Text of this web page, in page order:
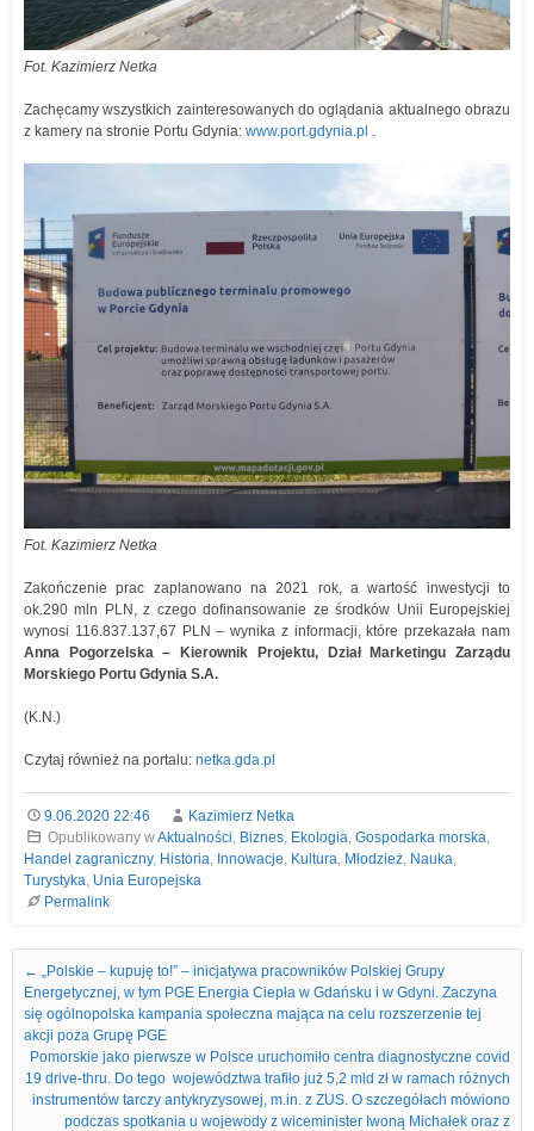
Fot. Kazimierz Netka
Zachęcamy wszystkich zainteresowanych do oglądania aktualnego obrazu
z kamery na stronie Portu Gdynia: www.port.gdynia.pl .
Fot. Kazimierz Netka
Zakończenie prac zaplanowano na 2021 rok, a wartość inwestycji to
ok.290 mln PLN, z czego dofinansowanie ze środków Unii Europejskiej
wynosi 116.837.137,67 PLN – wynika z informacji, które przekazała nam
Anna Pogorzelska – Kierownik Projektu, Dział Marketingu Zarządu
Morskiego Portu Gdynia S.A.
(K.N.)
Czytaj również na portalu: netka.gda.pl
9.06.2020 22:46
Kazimierz Netka
Opublikowany wAktualności, Biznes, Ekologia, Gospodarka morska,
Handel zagraniczny, Historia, Innowacje, Kultura, Młodzież, Nauka,
Turystyka, Unia Europejska
Permalink
Nawigacja we wpisach
← „Polskie – kupuję to!” – inicjatywa pracowników Polskiej Grupy
Energetycznej, w tym PGE Energia Ciepła w Gdańsku i w Gdyni. Zaczyna
się ogólnopolska kampania społeczna mająca na celu rozszerzenie tej
akcji poza Grupę PGE
Pomorskie jako pierwsze w Polsce uruchomiło centra diagnostyczne covid
19 drive-thru. Do tego województwa trafiło już 5,2 mld zł w ramach różnych
instrumentów tarczy antykryzysowej, m.in. z ZUS. O szczegółach mówiono
podczas spotkania u wojewody z wiceminister Iwoną Michałek oraz z